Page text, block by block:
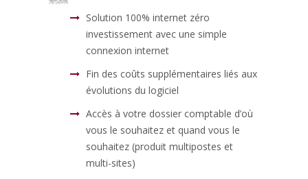
Solution 100% internet zéro
investissement avec une simple
connexion internet
Fin des coûts supplémentaires liés aux
évolutions du logiciel
Accès à votre dossier comptable d’où
vous le souhaitez et quand vous le
souhaitez (produit multipostes et
multi-sites)